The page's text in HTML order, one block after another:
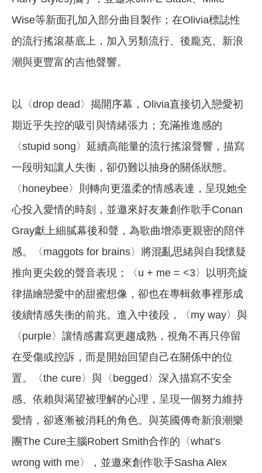
Wise等新面孔加入部分曲目製作；在Olivia標誌性
的流行搖滾基底上，加入另類流行、後龐克、新浪
潮與更豐富的吉他聲響。
以〈drop dead〉揭開序幕，Olivia直接切入戀愛初
期近乎失控的吸引與情緒張力；充滿推進感的
〈stupid song〉延續高能量的流行搖滾聲響，描寫
一段明知讓人失衡，卻仍難以抽身的關係狀態。
〈honeybee〉則轉向更溫柔的情感表達，呈現她全
心投入愛情的時刻，並邀來好友兼創作歌手Conan
Gray獻上細膩幕後和聲，為歌曲增添更親密的陪伴
感。〈maggots for brains〉將混亂思緒與自我懷疑
推向更尖銳的聲音表現；〈u + me = <3〉以明亮旋
律描繪戀愛中的甜蜜想像，卻也在專輯敘事裡形成
後續情感失衡的前兆。進入中後段，〈my way〉與
〈purple〉讓情感書寫更趨成熟，視角不再只停留
在受傷或控訴，而是開始回望自己在關係中的位
置。〈the cure〉與〈begged〉深入描寫不安全
感、依賴與渴望被理解的心理，呈現一個努力維持
愛情，卻逐漸被消耗的角色。與英國傳奇新浪潮樂
團The Cure主腦Robert Smith合作的〈what’s
wrong with me〉，並邀來創作歌手Sasha Alex